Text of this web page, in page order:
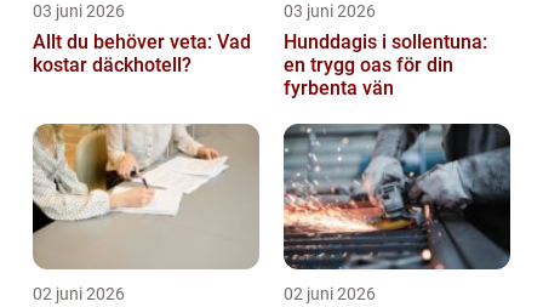
03 juni 2026
Allt du behöver veta: Vad
kostar däckhotell?
03 juni 2026
Hunddagis i sollentuna:
en trygg oas för din
fyrbenta vän
02 juni 2026 02 juni 2026